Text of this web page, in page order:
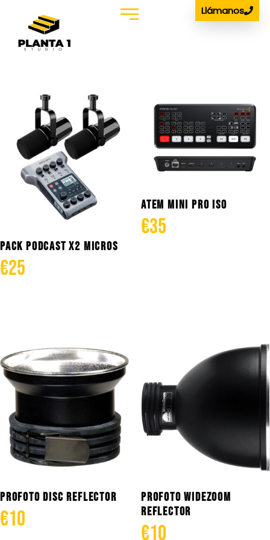
Llámanos
PACK PODCAST X2 MICROS
€25
ATEM MINI PRO ISO
€35
PROFOTO DISC REFLECTOR
€10
PROFOTO WIDEZOOM
REFLECTOR
€10